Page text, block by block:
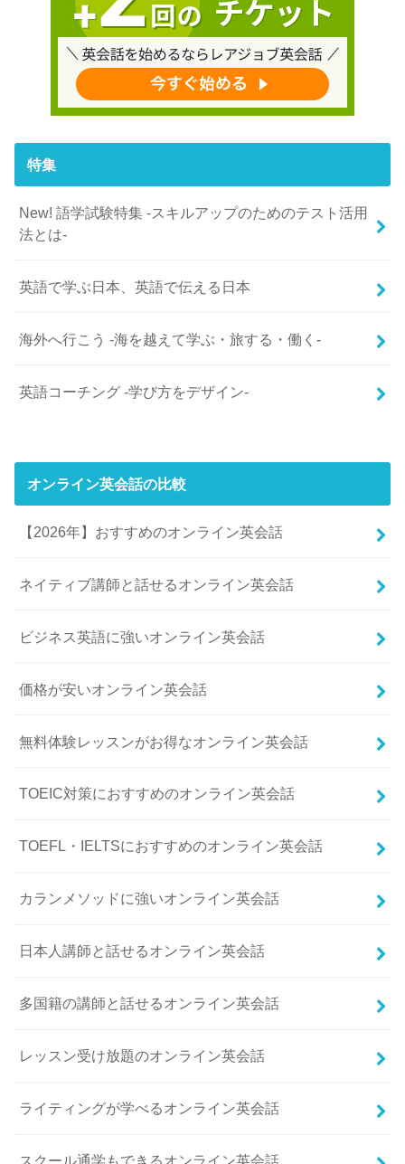
特集
New! 語学試験特集 -スキルアップのためのテスト活用
法とは-
英語で学ぶ日本、英語で伝える日本
海外へ行こう -海を越えて学ぶ・旅する・働く-
英語コーチング -学び方をデザイン-
オンライン英会話の比較
【2026年】おすすめのオンライン英会話
ネイティブ講師と話せるオンライン英会話
ビジネス英語に強いオンライン英会話
価格が安いオンライン英会話
無料体験レッスンがお得なオンライン英会話
TOEIC対策におすすめのオンライン英会話
TOEFL・IELTSにおすすめのオンライン英会話
カランメソッドに強いオンライン英会話
日本人講師と話せるオンライン英会話
多国籍の講師と話せるオンライン英会話
レッスン受け放題のオンライン英会話
ライティングが学べるオンライン英会話
スクール通学もできるオンライン英会話